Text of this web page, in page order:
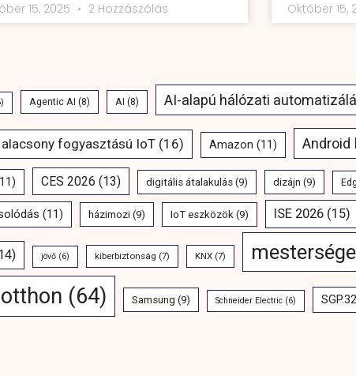
15, 2025 2 Hozzászólás Október 15,
Agentic AI (8) AI (8) AI-alapú hálózati
alacsony fogyasztású IoT (16) Amazon (11) Android
CES 2026 (13) digitális átalakulás (9) dizájn (9)
(11) házimozi (9) IoT eszközök (9) ISE 2026 (15)
jövő (6) kiberbiztonság (7) KNX (7)
(64) Samsung (9) Schneider Electric (6) SGP.32